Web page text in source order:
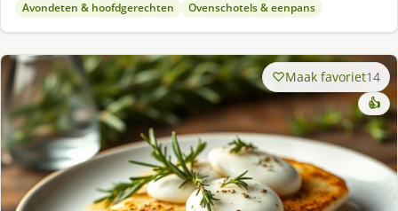
Avondeten & hoofdgerechten Ovenschotels & eenpans
Maak favoriet14
👍